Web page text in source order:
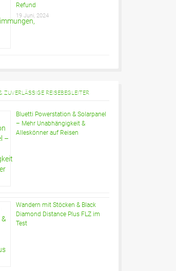
Refund
19 Juni, 2024
ZUVERLÄSSIGE REISEBEGLEITER
Bluetti Powerstation & Solarpanel
– Mehr Unabhängigkeit &
Alleskönner auf Reisen
Wandern mit Stöcken & Black
Diamond Distance Plus FLZ im
Test